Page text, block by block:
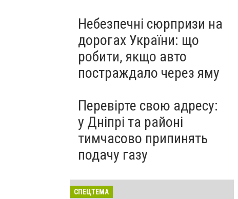
Небезпечні сюрпризи на
дорогах України: що
робити, якщо авто
постраждало через яму
Перевірте свою адресу:
у Дніпрі та районі
тимчасово припинять
подачу газу
СПЕЦТЕМА